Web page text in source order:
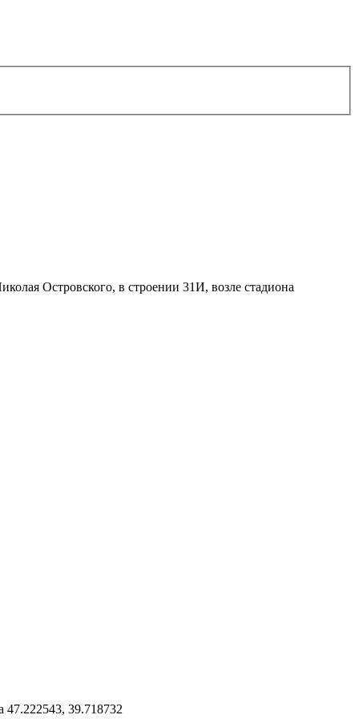
Островского, в строении 31И, возле стадиона
47.222543, 39.718732